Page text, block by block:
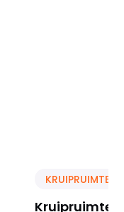
KRUIPRUIMTE
Kruipruimte